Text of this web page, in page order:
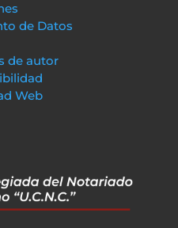
de Datos
de autor
Web